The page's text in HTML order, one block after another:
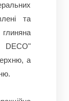
та
DECO"
а